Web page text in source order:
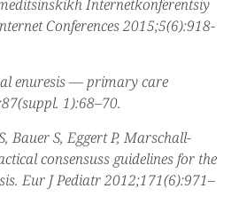
Internetkonferentsiy
Conferences 2015;5(6):918-
enuresis — primary care
1):68–70.
Bauer S, Eggert P, Marschall-
consensuss guidelines for the
Eur J Pediatr 2012;171(6):971–